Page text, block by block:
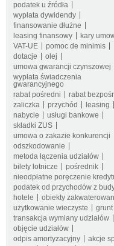
podatek u źródła
wypłata dywidendy
finansowanie dłużne
leasing finansowy
kary
VAT-UE
pomoc de minimis
dotacje
olej
umowa gwarancji czynszowej
wypłata świadczenia
gwarancyjnego
rabat pośredni
rabat
zaliczka
przychód
leasing
nabycie
usługi bankowe
składki ZUS
umowa o zakazie konkurencji
odszkodowanie
metoda łączenia udziałów
bilety lotnicze
pośrednik
nieodpłatne poręczenie
podatek od przychodów z
hotele
obiekty
użytkowanie wieczyste
grunt
transakcja wymiany udziałów
objęcie udziałów
odpis amortyzacyjny
akcje